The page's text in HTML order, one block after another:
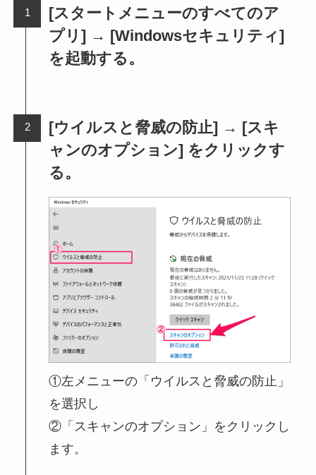
[スタートメニューのすべてのア
プリ] → [Windowsセキュリティ]
を起動する。
[ウイルスと脅威の防止] → [スキ
ャンのオプション] をクリックす
る。
①左メニューの「ウイルスと脅威の防止」
を選択し
②「スキャンのオプション」をクリックし
ます。